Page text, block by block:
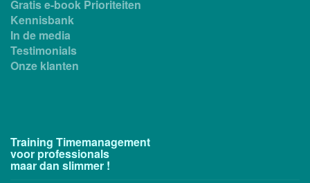
Gratis e-book Prioriteiten
Kennisbank
In de media
Testimonials
Onze klanten
Training Timemanagement
voor professionals
maar dan slimmer !